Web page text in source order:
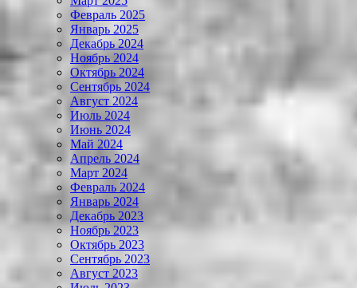
Февраль 2025
Январь 2025
Декабрь 2024
Ноябрь 2024
Октябрь 2024
Сентябрь 2024
Август 2024
Июль 2024
Июнь 2024
Май 2024
Апрель 2024
Март 2024
Февраль 2024
Январь 2024
Декабрь 2023
Ноябрь 2023
Октябрь 2023
Сентябрь 2023
Август 2023